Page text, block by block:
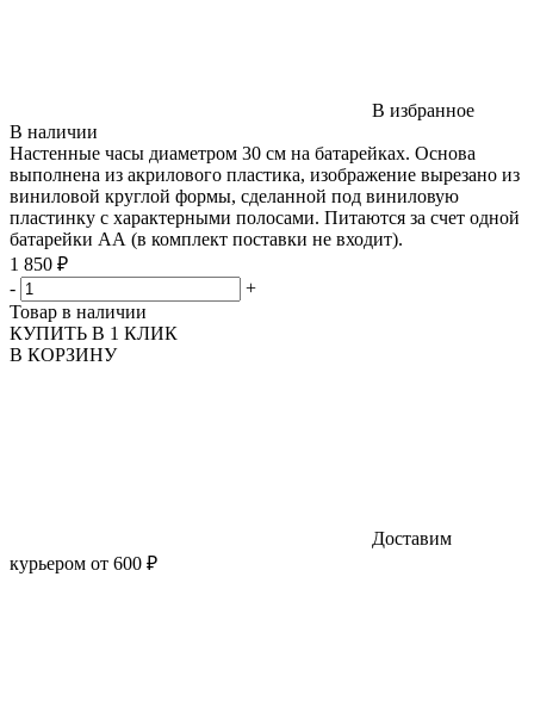
В избранное
В наличии
Настенные часы диаметром 30 см на батарейках. Основа
выполнена из акрилового пластика, изображение вырезано из
виниловой круглой формы, сделанной под виниловую
пластинку с характерными полосами. Питаются за счет одной
батарейки АА (в комплект поставки не входит).
1 850 ₽
-
+
Товар в наличии
КУПИТЬ В 1 КЛИК
В КОРЗИНУ
Доставим
курьером от 600 ₽